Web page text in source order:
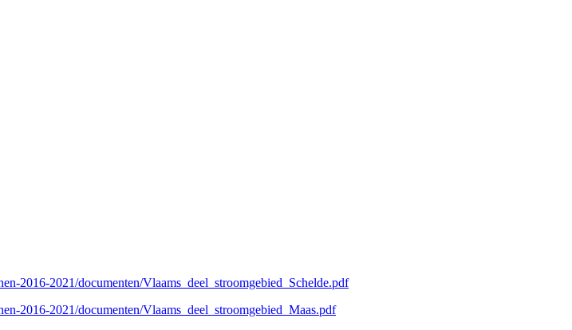
2016-2021/documenten/Vlaams_deel_stroomgebied_Schelde.pdf
2016-2021/documenten/Vlaams_deel_stroomgebied_Maas.pdf